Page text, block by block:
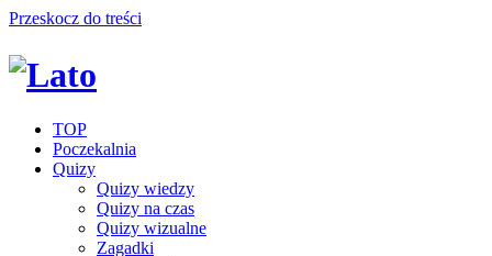
Przeskocz do treści
TOP
Poczekalnia
Quizy
Quizy wiedzy
Quizy na czas
Quizy wizualne
Zagadki